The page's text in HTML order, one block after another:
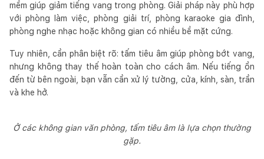
mềm giúp giảm tiếng vang trong phòng. Giải pháp này phù hợp
với phòng làm việc, phòng giải trí, phòng karaoke gia đình,
phòng nghe nhạc hoặc không gian có nhiều bề mặt cứng.
Tuy nhiên, cần phân biệt rõ: tấm tiêu âm giúp phòng bớt vang,
nhưng không thay thế hoàn toàn cho cách âm. Nếu tiếng ồn
đến từ bên ngoài, bạn vẫn cần xử lý tường, cửa, kính, sàn, trần
và khe hở.
Ở các không gian văn phòng, tấm tiêu âm là lựa chọn thường
gặp.